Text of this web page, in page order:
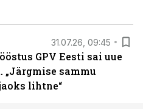
31.07.26, 09:45
GPV Eesti sai uue
sammu
lihtne“